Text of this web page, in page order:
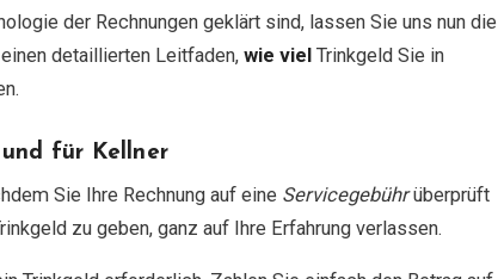
der Rechnungen geklärt sind, lassen Sie uns nun die
detaillierten Leitfaden, wie viel Trinkgeld Sie in
für Kellner
Sie Ihre Rechnung auf eine Servicegebührüberprüft
zu geben, ganz auf Ihre Erfahrung verlassen.